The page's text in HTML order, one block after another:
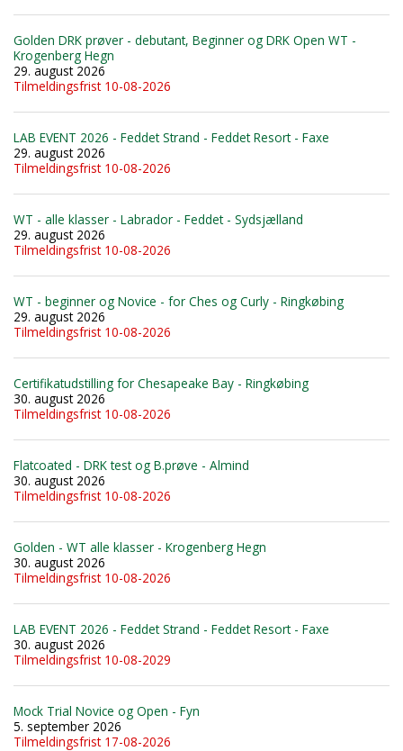
Golden DRK prøver - debutant, Beginner og DRK Open WT -
Krogenberg Hegn
29. august 2026
Tilmeldingsfrist 10-08-2026
LAB EVENT 2026 - Feddet Strand - Feddet Resort - Faxe
29. august 2026
Tilmeldingsfrist 10-08-2026
WT - alle klasser - Labrador - Feddet - Sydsjælland
29. august 2026
Tilmeldingsfrist 10-08-2026
WT - beginner og Novice - for Ches og Curly - Ringkøbing
29. august 2026
Tilmeldingsfrist 10-08-2026
Certifikatudstilling for Chesapeake Bay - Ringkøbing
30. august 2026
Tilmeldingsfrist 10-08-2026
Flatcoated - DRK test og B.prøve - Almind
30. august 2026
Tilmeldingsfrist 10-08-2026
Golden - WT alle klasser - Krogenberg Hegn
30. august 2026
Tilmeldingsfrist 10-08-2026
LAB EVENT 2026 - Feddet Strand - Feddet Resort - Faxe
30. august 2026
Tilmeldingsfrist 10-08-2029
Mock Trial Novice og Open - Fyn
5. september 2026
Tilmeldingsfrist 17-08-2026